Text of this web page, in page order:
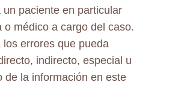
paciente en particular
médico a cargo del caso.
errores que pueda
indirecto, especial u
de la información en este